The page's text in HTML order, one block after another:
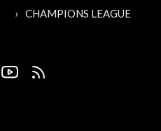
CHAMPIONS LEAGUE